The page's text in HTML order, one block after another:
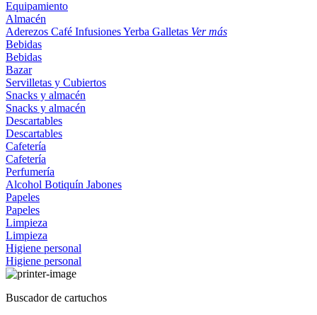
Equipamiento
Almacén
Aderezos Café InfusionesYerba Galletas Ver más
Bebidas
Bebidas
Bazar
Servilletas y Cubiertos
Snacks y almacén
Snacks y almacén
Descartables
Descartables
Cafetería
Cafetería
Perfumería
Alcohol Botiquín Jabones
Papeles
Papeles
Limpieza
Limpieza
Higiene personal
Higiene personal
Buscador de cartuchos